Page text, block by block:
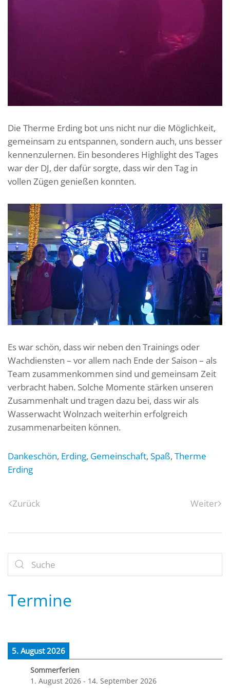
Die Therme Erding bot uns nicht nur die Möglichkeit,
gemeinsam zu entspannen, sondern auch, uns besser
kennenzulernen. Ein besonderes Highlight des Tages
war der DJ, der dafür sorgte, dass wir den Tag in
vollen Zügen genießen konnten.
Es war schön, dass wir neben den Trainings oder
Wachdiensten – vor allem nach Ende der Saison – als
Team zusammenkommen sind und gemeinsam Zeit
verbracht haben. Solche Momente stärken unseren
Zusammenhalt und tragen dazu bei, dass wir als
Wasserwacht Wolnzach weiterhin erfolgreich
zusammenarbeiten können.
Dankeschön, Erding, Gemeinschaft, Spaß, Therme
Erding
Zurück Weiter
Termine
5. August 2026
Sommerferien
1. August 2026 - 14. September 2026